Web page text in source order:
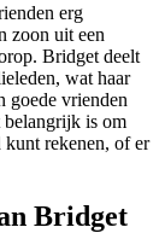
erg
zoon uit een
Bridget deelt
wat haar
goede vrienden
belangrijk is om
kunt rekenen, of er
Bridget